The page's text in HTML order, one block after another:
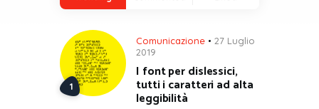
Comunicazione
27 Luglio
2019
I font per dislessici,
tutti i caratteri ad alta
leggibilità